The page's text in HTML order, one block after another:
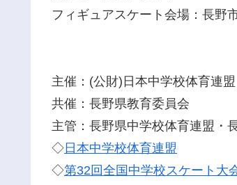
フィギュアスケート会場：長野
主催：(公財)日本中学校体育連
共催：長野県教育委員会
主管：長野県中学校体育連盟・
◇ 日本中学校体育連盟
◇第32回全国中学校スケート大